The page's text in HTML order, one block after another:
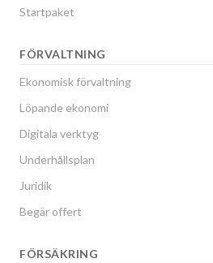
Startpaket
FÖRVALTNING
Ekonomisk förvaltning
Löpande ekonomi
Digitala verktyg
Underhållsplan
Juridik
Begär offert
FÖRSÄKRING